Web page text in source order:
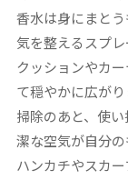
香水は身にまと
気を整えるスプレ
クッションやカ
て穏やかに広がり
掃除のあと、使
潔な空気が自分の
ハンカチやスカ